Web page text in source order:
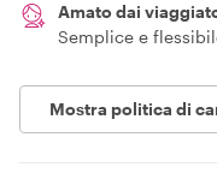
Amato dai
Semplice e
Mostra politica di